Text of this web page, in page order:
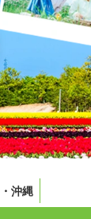
沖縄